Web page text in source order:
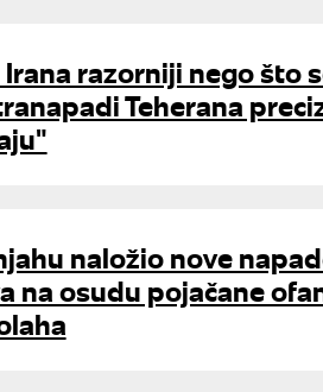
razorniji nego što
Teherana
naložio nove
na osudu pojačane